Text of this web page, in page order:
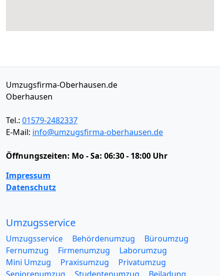
Umzugsfirma-Oberhausen.de
Oberhausen
Tel.: 01579-2482337
E-Mail: info@umzugsfirma-oberhausen.de
Öffnungszeiten: Mo - Sa: 06:30 - 18:00 Uhr
Impressum
Datenschutz
Umzugsservice
Umzugsservice Behördenumzug
Büroumzug
Fernumzug
Firmenumzug
Laborumzug
Mini Umzug
Praxisumzug
Privatumzug